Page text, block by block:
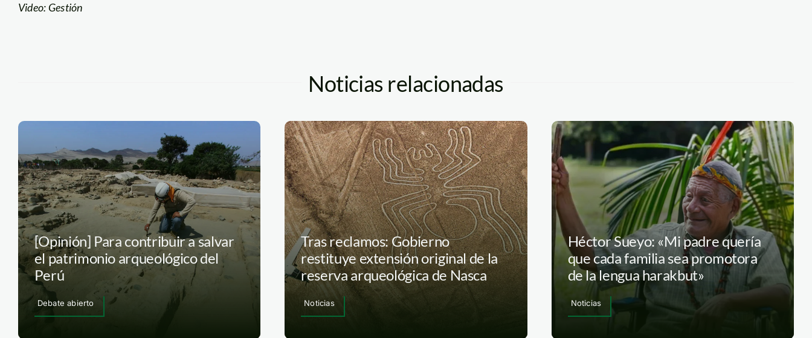
Video: Gestión
Noticias relacionadas
[Opinión] Para contribuir a salvar
el patrimonio arqueológico del
Perú
Debate abierto
Tras reclamos: Gobierno
restituye extensión original de la
reserva arqueológica de Nasca
Noticias
Héctor Sueyo: «Mi padre quería
que cada familia sea promotora
de la lengua harakbut»
Noticias